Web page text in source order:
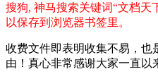
搜狗, 神马搜索关键词“文档天
以保存到浏览器书签里。
收费文件即表明收集不易，也
由！真心非常感谢大家一直以